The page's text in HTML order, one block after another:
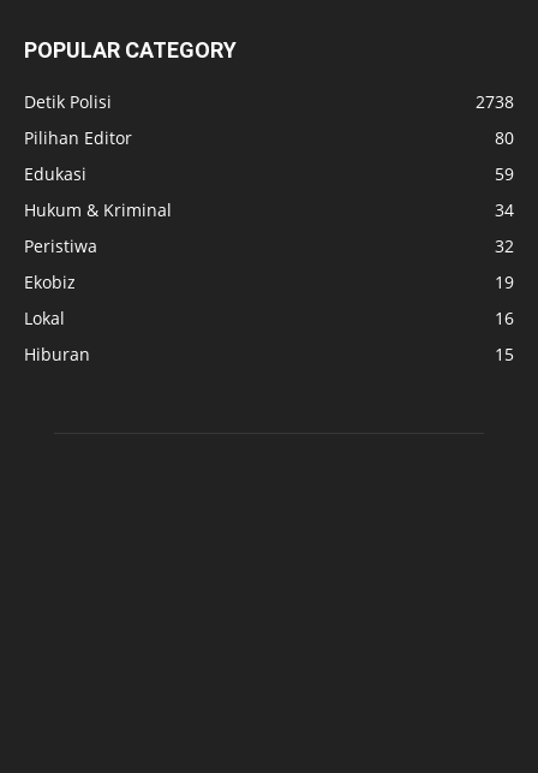
POPULAR CATEGORY
Detik Polisi
2738
Pilihan Editor
80
Edukasi
59
Hukum & Kriminal
34
Peristiwa
32
Ekobiz
19
Lokal
16
Hiburan
15